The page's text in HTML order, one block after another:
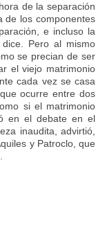
de la separación
de los componentes
e incluso la
Pero al mismo
se precian de ser
el viejo matrimonio
cada vez se casa
ocurre entre dos
si el matrimonio
en el debate en el
inaudita, advirtió,
y Patroclo, que